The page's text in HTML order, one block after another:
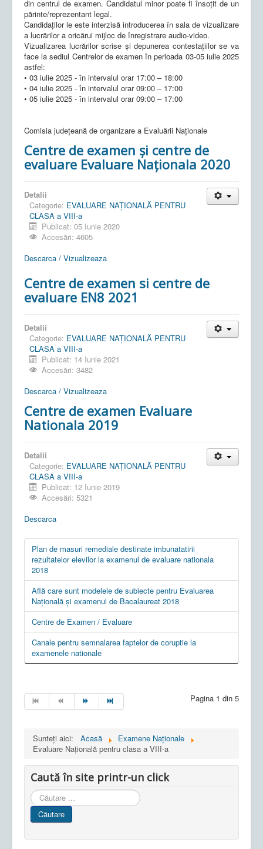
din centrul de examen. Candidatul minor poate fi însoțit de un
părinte/reprezentant legal.
Candidaților le este interzisă introducerea în sala de vizualizare
a lucrărilor a oricărui mijloc de înregistrare audio-video.
Vizualizarea lucrărilor scrise și depunerea contestațiilor se va
face la sediul Centrelor de examen în perioada 03-05 iulie 2025
astfel:
• 03 iulie 2025 - în intervalul orar 17:00 – 18:00
• 04 iulie 2025 - în intervalul orar 09:00 – 17:00
• 05 iulie 2025 - în intervalul orar 09:00 – 17:00
Comisia județeană de organizare a Evaluării Naționale
Centre de examen și centre de
evaluare Evaluare Naționala 2020
Detalii
Categorie: EVALUARE NAŢIONALĂ PENTRU
CLASA a VIII-a
Publicat: 05 Iunie 2020
Accesări: 4605
Descarca / Vizualizeaza
Centre de examen si centre de
evaluare EN8 2021
Detalii
Categorie: EVALUARE NAŢIONALĂ PENTRU
CLASA a VIII-a
Publicat: 14 Iunie 2021
Accesări: 3482
Descarca / Vizualizeaza
Centre de examen Evaluare
Nationala 2019
Detalii
Categorie: EVALUARE NAŢIONALĂ PENTRU
CLASA a VIII-a
Publicat: 12 Iunie 2019
Accesări: 5321
Descarca
Plan de masuri remediale destinate imbunatatirii
rezultatelor elevilor la examenul de evaluare nationala
2018
Află care sunt modelele de subiecte pentru Evaluarea
Națională și examenul de Bacalaureat 2018
Centre de Examen / Evaluare
Canale pentru semnalarea faptelor de coruptie la
examenele nationale
Pagina 1 din 5
Sunteți aici: Acasă
Examene Naționale
Evaluare Națională pentru clasa a VIII-a
Caută în site printr-un click
Cauta
in
site
Căutare